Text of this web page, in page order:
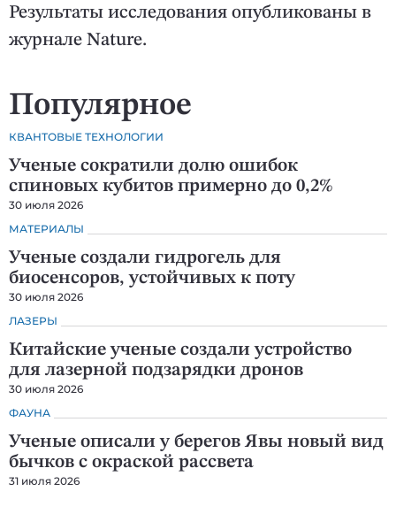
Результаты исследования опубликованы в
журнале Nature.
Популярное
КВАНТОВЫЕ ТЕХНОЛОГИИ
Ученые сократили долю ошибок
спиновых кубитов примерно до 0,2%
30 июля 2026
МАТЕРИАЛЫ
Ученые создали гидрогель для
биосенсоров, устойчивых к поту
30 июля 2026
ЛАЗЕРЫ
Китайские ученые создали устройство
для лазерной подзарядки дронов
30 июля 2026
ФАУНА
Ученые описали у берегов Явы новый вид
бычков с окраской рассвета
31 июля 2026